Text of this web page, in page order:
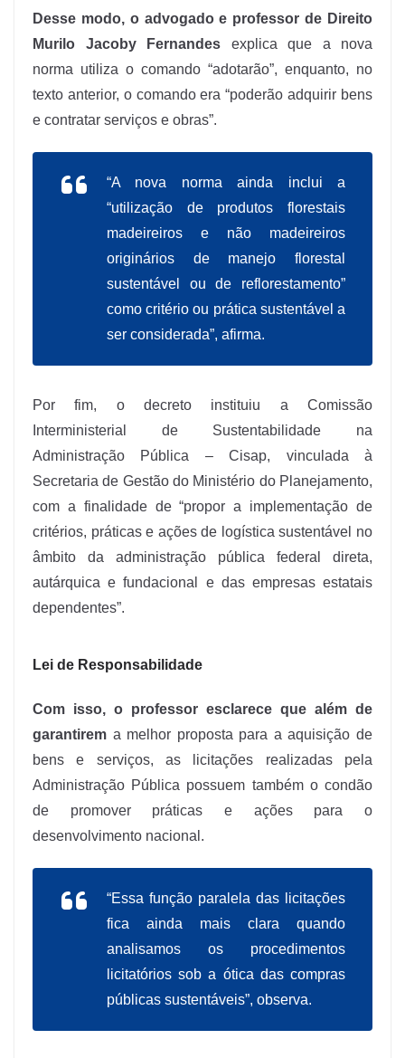
Desse modo, o advogado e professor de Direito
Murilo Jacoby Fernandes explica que a nova
norma utiliza o comando “adotarão”, enquanto, no
texto anterior, o comando era “poderão adquirir bens
e contratar serviços e obras”.
“A nova norma ainda inclui a
“utilização de produtos florestais
madeireiros e não madeireiros
originários de manejo florestal
sustentável ou de reflorestamento”
como critério ou prática sustentável a
ser considerada”, afirma.
Por fim, o decreto instituiu a Comissão
Interministerial de Sustentabilidade na
Administração Pública – Cisap, vinculada à
Secretaria de Gestão do Ministério do Planejamento,
com a finalidade de “propor a implementação de
critérios, práticas e ações de logística sustentável no
âmbito da administração pública federal direta,
autárquica e fundacional e das empresas estatais
dependentes”.
Lei de Responsabilidade
Com isso, o professor esclarece que além de
garantirem a melhor proposta para a aquisição de
bens e serviços, as licitações realizadas pela
Administração Pública possuem também o condão
de promover práticas e ações para o
desenvolvimento nacional.
“Essa função paralela das licitações
fica ainda mais clara quando
analisamos os procedimentos
licitatórios sob a ótica das compras
públicas sustentáveis”, observa.